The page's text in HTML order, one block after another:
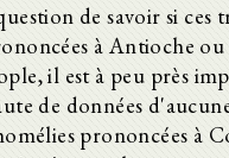
de savoir si ces
à Antioche ou
il est à peu près
de données
prononcées à